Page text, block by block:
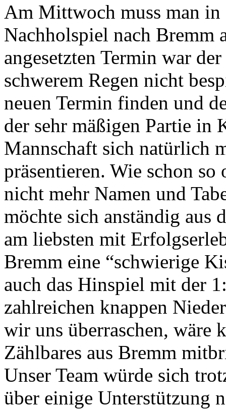
Am Mittwoch muss man in
Nachholspiel nach Bremm
angesetzten Termin war
schwerem Regen nicht
neuen Termin finden und
der sehr mäßigen Partie in
Mannschaft sich natürlich
präsentieren. Wie schon so
nicht mehr Namen und
möchte sich anständig aus
am liebsten mit
Bremm eine “schwierige
auch das Hinspiel mit der
zahlreichen knappen
wir uns überraschen, wäre
Zählbares aus Bremm
Unser Team würde sich
über einige Unterstützung